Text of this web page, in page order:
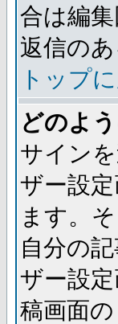
合は編
返信の
トップ
どのよ
サイン
ザー設
ます。
自分の
ザー設
稿画面